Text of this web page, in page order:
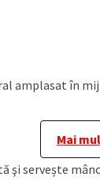
amplasat în
Mai
şi servește